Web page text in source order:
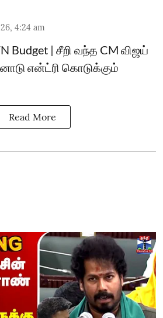
4:24 am
Budget | சீறி வந்த CM விஜய்
என்ட்ரி கொடுக்கும்
Read More